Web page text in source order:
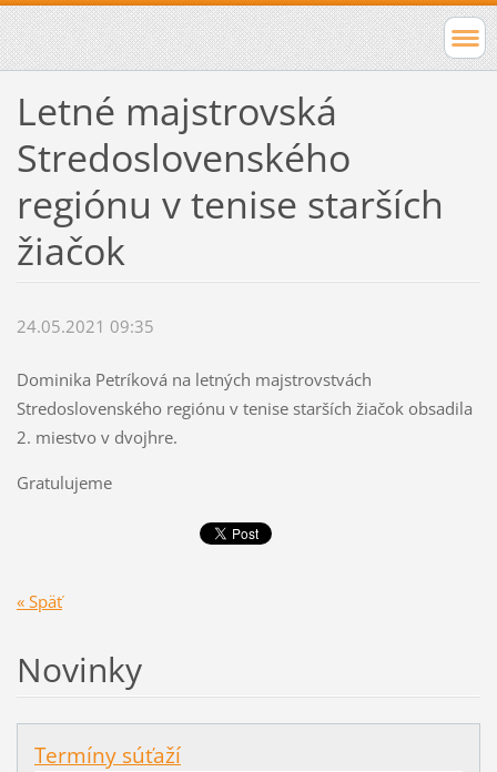
Letné majstrovská
Stredoslovenského
regiónu v tenise starších
žiačok
24.05.2021 09:35
Dominika Petríková na letných majstrovstvách
Stredoslovenského regiónu v tenise starších žiačok obsadila
2. miestvo v dvojhre.
Gratulujeme
« Späť
Novinky
Termíny súťaží